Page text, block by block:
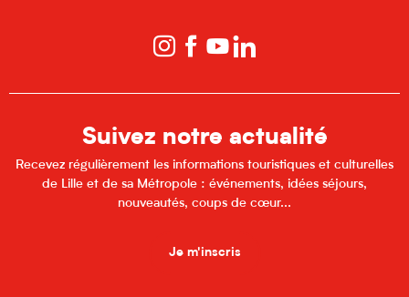
Suivez notre actualité
Recevez régulièrement les informations touristiques et culturelles
de Lille et de sa Métropole : événements, idées séjours,
nouveautés, coups de cœur...
Je m'inscris